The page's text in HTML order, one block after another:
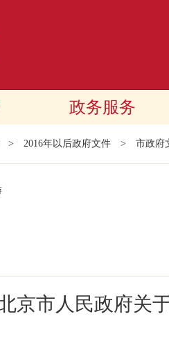
政务服务
> 2016年以后政府文件 > 市政府
北京市人民政府关